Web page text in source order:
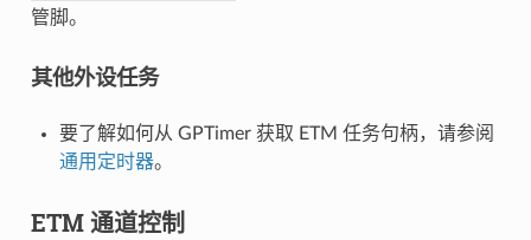
管脚。
其他外设任务
要了解如何从 GPTimer 获取 ETM 任务句柄，请参阅
通用定时器。
ETM 通道控制